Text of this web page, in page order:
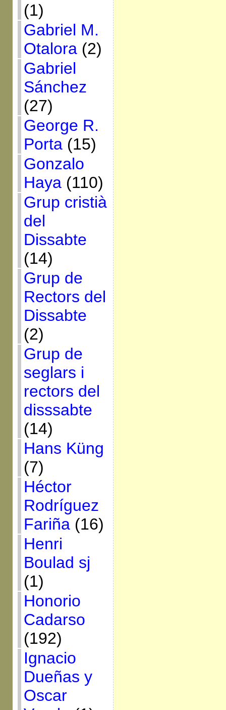
(1)
Gabriel M.
Otalora(2)
Gabriel
Sánchez
(27)
George R.
Porta(15)
Gonzalo
Haya(110)
Grup cristià
del
Dissabte
(14)
Grup de
Rectors del
Dissabte
(2)
Grup de
seglars i
rectors del
disssabte
(14)
Hans Küng
(7)
Héctor
Rodríguez
Fariña(16)
Henri
Boulad sj
(1)
Honorio
Cadarso
(192)
Ignacio
Dueñas y
Oscar